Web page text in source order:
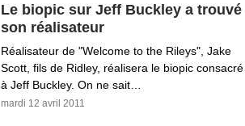
Le biopic sur Jeff Buckley a trouvé
son réalisateur
Réalisateur de "Welcome to the Rileys", Jake
Scott, fils de Ridley, réalisera le biopic consacré
à Jeff Buckley. On ne sait…
mardi 12 avril 2011